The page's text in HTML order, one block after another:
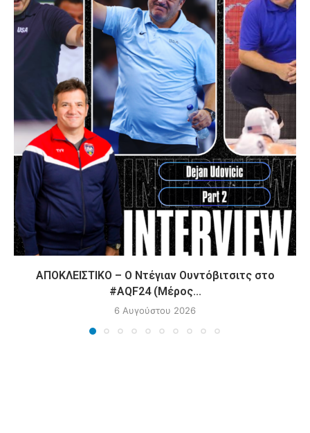
ΑΠΟΚΛΕΙΣΤΙΚΟ – Ο Ντέγιαν Ουντόβιτσιτς στο
#AQF24 (Μέρος...
6 Αυγούστου 2026